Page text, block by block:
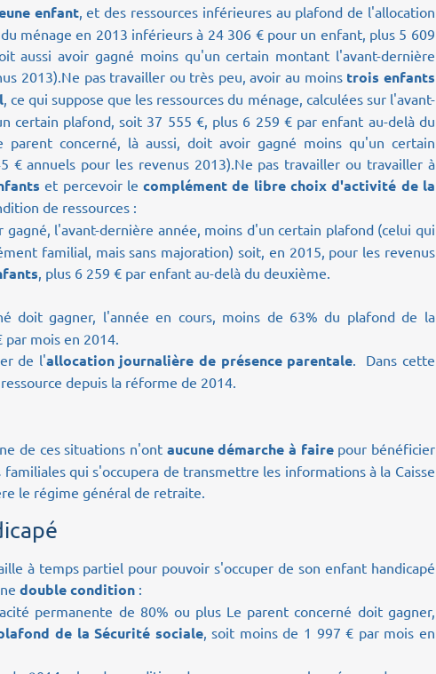
enfant, et des ressources inférieures au plafond de l'allocation
ménage en 2013 inférieurs à 24 306 € pour un enfant, plus 5 609
aussi avoir gagné moins qu'un certain montant l'avant-dernière
2013). Ne pas travailler ou très peu, avoir au moins trois enfants
, ce qui suppose que les ressources du ménage, calculées sur l'avant-
certain plafond, soit 37 555 €, plus 6 259 € par enfant au-delà du
concerné, là aussi, doit avoir gagné moins qu'un certain
€ annuels pour les revenus 2013). Ne pas travailler ou travailler à
et percevoir lecomplément de libre choix d'activité de la
de ressources :
l'avant-dernière année, moins d'un certain plafond (celui qui
familial, mais sans majoration) soit, en 2015, pour les revenus
, plus 6 259 € par enfant au-delà du deuxième.
doit gagner, l'année en cours, moins de 63% du plafond de la
mois en 2014.
de l'allocation journalière de présence parentale . Dans cette
depuis la réforme de 2014.
de ces situations n'ont aucune démarche à fairepour bénéficier
qui s'occupera de transmettre les informations à la Caisse
le régime général de retraite.
à temps partiel pour pouvoir s'occuper de son enfant handicapé
double condition :
permanente de 80% ou plus Le parent concerné doit gagner,
de la Sécurité sociale, soit moins de 1 997 € par mois en